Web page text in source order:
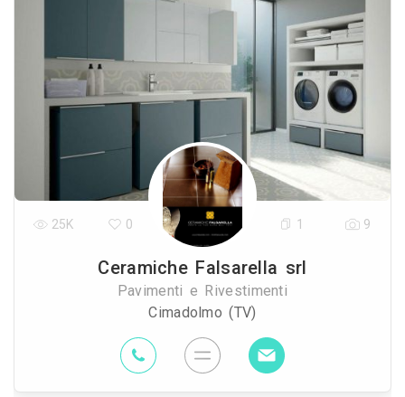
Ceramiche Falsarella srl
Pavimenti e Rivestimenti
Cimadolmo (TV)
25K 0 1 9